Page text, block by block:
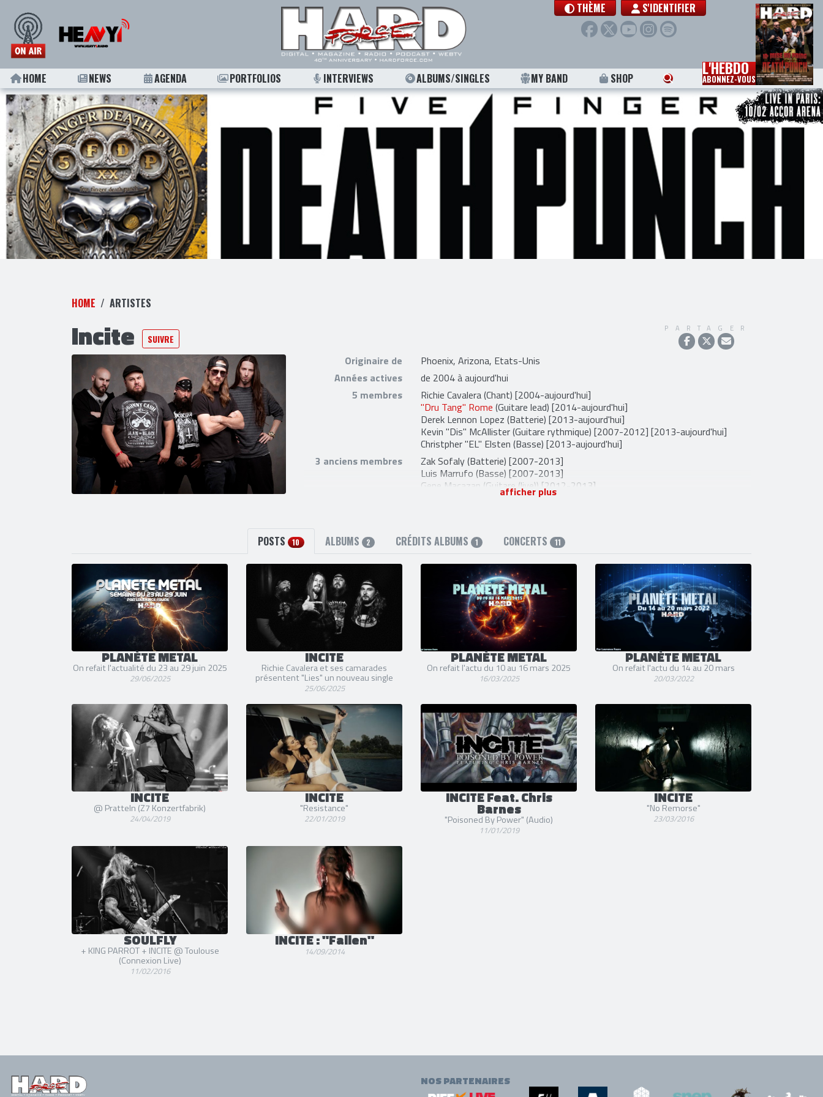
THÈME S'IDENTIFIER
HOME NEWS AGENDA PORTFOLIOS INTERVIEWS ALBUMS/SINGLES MY BAND SHOP L'HEBDO
ABONNEZ-VOUS
HOME ARTISTES
Incite SUIVRE
PARTAGER
Originaire de
Phoenix, Arizona, Etats-Unis
Années actives
de 2004 à aujourd'hui
5 membres
Richie Cavalera(Chant) [2004-aujourd'hui]
"Dru Tang" Rome (Guitare lead) [2014-aujourd'hui]
Derek Lennon Lopez (Batterie) [2013-aujourd'hui]
Kevin "Dis" McAllister(Guitare rythmique) [2007-2012] [2013-aujourd'hui]
Christpher "EL" Elsten (Basse) [2013-aujourd'hui]
3 anciens membres
Zak Sofaly(Batterie) [2007-2013]
Luis Marrufo (Basse) [2007-2013]
Gene Macazan (Guitare (live)) [2012-2013]
afficher plus
POSTS 10 ALBUMS 2 CRÉDITS ALBUMS 1 CONCERTS 11
PLANÈTE METAL
On refait l'actualité du 23 au 29 juin 2025
29/06/2025
INCITE
Richie Cavalera et ses camarades
présentent "Lies" un nouveau single
25/06/2025
PLANÈTE METAL
On refait l'actu du 10 au 16 mars 2025
16/03/2025
PLANÈTE METAL
On refait l'actu du 14 au 20 mars
20/03/2022
INCITE
@ Pratteln (Z7 Konzertfabrik)
24/04/2019
INCITE
"Resistance"
22/01/2019
INCITE Feat. Chris
Barnes
"Poisoned By Power" (Audio)
11/01/2019
INCITE
"No Remorse"
23/03/2016
SOULFLY
+ KING PARROT + INCITE @ Toulouse
(Connexion Live)
11/02/2016
INCITE : "Fallen"
14/09/2014
NOS PARTENAIRES